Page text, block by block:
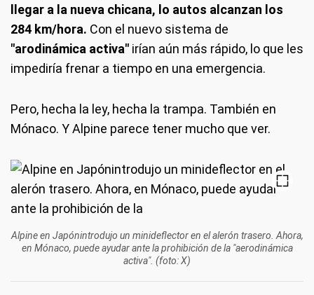
llegar a la nueva chicana, lo autos alcanzan los
284 km/hora. Con el nuevo sistema de
"arodinámica activa" irían aún más rápido, lo que les
impediría frenar a tiempo en una emergencia.
Pero, hecha la ley, hecha la trampa. También en
Mónaco. Y Alpine parece tener mucho que ver.
Alpine en Japónintrodujo un minideflector en el alerón trasero. Ahora,
en Mónaco, puede ayudar ante la prohibición de la "aerodinámica
activa". (foto: X)